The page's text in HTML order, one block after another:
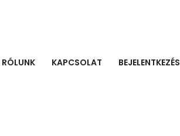
RÓLUNK KAPCSOLAT BEJELENTKEZÉS